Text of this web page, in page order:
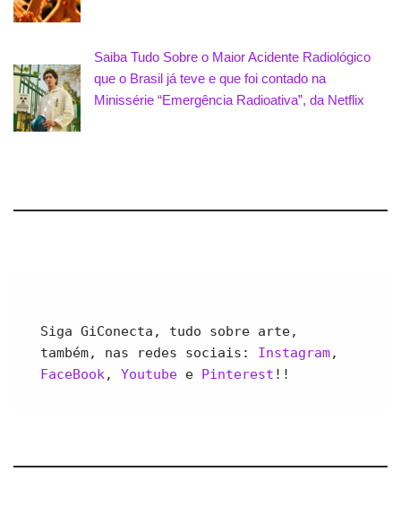
Saiba Tudo Sobre o Maior Acidente Radiológico
que o Brasil já teve e que foi contado na
Minissérie “Emergência Radioativa”, da Netflix
Siga GiConecta, tudo sobre arte,
também, nas redes sociais: Instagram
FaceBook, Youtube e Pinterest !!